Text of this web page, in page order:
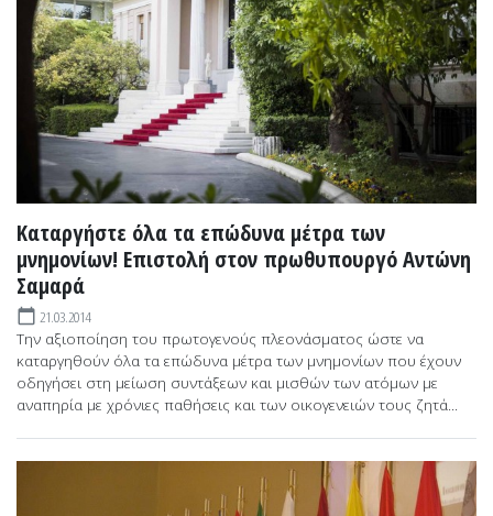
Καταργήστε όλα τα επώδυνα μέτρα των
μνημονίων! Επιστολή στον πρωθυπουργό Αντώνη
Σαμαρά
calendar_today 21.03.2014
Την αξιοποίηση του πρωτογενούς πλεονάσματος ώστε να
καταργηθούν όλα τα επώδυνα μέτρα των μνημονίων που έχουν
οδηγήσει στη μείωση συντάξεων και μισθών των ατόμων με
αναπηρία με χρόνιες παθήσεις και των οικογενειών τους ζητά...